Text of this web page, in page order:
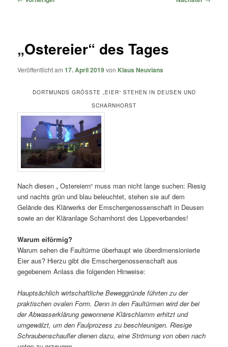
„Ostereier“ des Tages
Veröffentlicht am17. April 2019von Klaus Neuvians
DORTMUNDS GRÖSSTE „EIER“ STEHEN IN DEUSEN UND S
CHARNHORST
Nach diesen „ Ostereiern“ muss man nicht lange suchen: Riesig
und nachts grün und blau beleuchtet, stehen sie auf dem
Gelände des Klärwerks der Emschergenossenschaft in Deusen
sowie an der Kläranlage Scharnhorst des Lippeverbandes!
Warum eiförmig?
Warum sehen die Faultürme überhaupt wie überdimensionierte
Eier aus? Hierzu gibt die Emschergenossenschaft aus
gegebenem Anlass die folgenden Hinweise:
Hauptsächlich wirtschaftliche Beweggründe führten zu der
praktischen ovalen Form. Denn in den Faultürmen wird der bei
der Abwasserklärung gewonnene Klärschlamm erhitzt und
umgewälzt, um den Faulprozess zu beschleunigen. Riesige
Schraubenschaufler dienen dazu, eine Strömung von oben nach